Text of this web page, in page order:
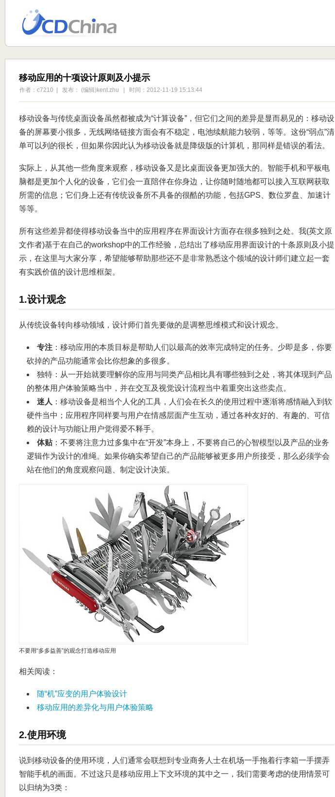
移动应用的十项设计原则及小提示
作者：c7210 | 发布： (编辑)kent.zhu | 时间：2012-11-19 15:13:44
移动设备与传统桌面设备虽然都被成为“计算设备”，但它们之间的差异是显而易见的：移动设
备的屏幕要小很多，无线网络链接方面会有不稳定，电池续航能力较弱，等等。这份“弱点”清
单可以列的很长，但如果你因此认为移动设备就是降级版的计算机，那同样是错误的看法。
实际上，从其他一些角度来观察，移动设备又是比桌面设备更加强大的。智能手机和平板电
脑都是更加个人化的设备，它们会一直陪伴在你身边，让你随时随地都可以接入互联网获取
所需的信息；它们身上还有传统设备所不具备的很酷的功能，包括GPS、数位罗盘、加速计
等等。
所有这些差异都使得移动设备当中的应用程序在界面设计方面存在很多独到之处。我(英文原
文作者)基于在自己的workshop中的工作经验，总结出了移动应用界面设计的十条原则及小提
示，在这里与大家分享，希望能够帮助那些还不是非常熟悉这个领域的设计师们建立起一套
有实践价值的设计思维框架。
1.设计观念
从传统设备转向移动领域，设计师们首先要做的是调整思维模式和设计观念。
专注 ：移动应用的本质目标是帮助人们以最高的效率完成特定的任务。少即是多，你要
砍掉的产品功能通常会比你想象的多很多。
独特：从一开始就要理解你的应用与同类产品相比具有哪些独到之处，将其体现到产品
的整体用户体验策略当中，并在交互及视觉设计流程当中着重突出这些卖点。
迷人 ：移动设备是相当个人化的工具，人们会在长久的使用过程中逐渐将感情融入到软
硬件当中；应用程序同样要与用户在情感层面产生互动，通过各种友好的、有趣的、可信
赖的设计与功能让用户觉得爱不释手。
体贴：不要将注意力过多集中在“开发”本身上，不要将自己的心智模型以及产品的业务
逻辑作为设计的准绳。如果你确实希望自己的产品能够被更多用户所接受，那么必须学会
站在他们的角度观察问题、制定设计决策。
不要用“多多益善”的观念打造移动应用
相关阅读：
随“机”应变的用户体验设计
移动应用的差异化与用户体验策略
2.使用环境
说到移动设备的使用环境，人们通常会联想到专业商务人士在机场一手拖着行李箱一手摆弄
智能手机的画面。不过这只是移动应用上下文环境的其中之一，我们需要考虑的使用情景可
以归纳为3类：